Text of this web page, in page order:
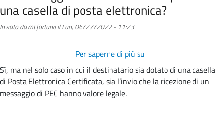
tra
utenti
PEC
differenti?
una casella di posta elettronica?
Inviato damt.fortunailLun, 06/27/2022 - 11:23
Per saperne di più su
una
casella
è
Sì, ma nel solo caso in cui il destinatario sia dotato di una casella
di Posta Elettronica Certificata, sia l’invio che la ricezione di un
messaggio di PEC hanno valore legale.